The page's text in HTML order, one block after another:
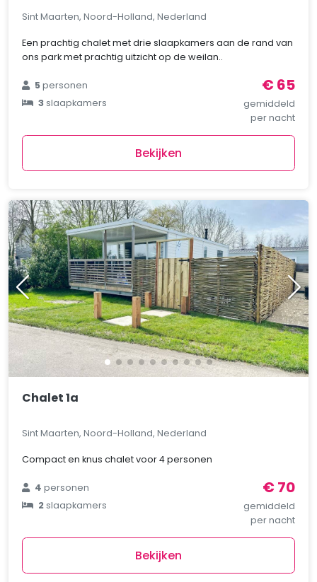
Sint Maarten, Noord-Holland, Nederland
Een prachtig chalet met drie slaapkamers aan de rand van
ons park met prachtig uitzicht op de weilan..
5personen
3slaapkamers
€ 65
gemiddeld
per nacht
Bekijken
Chalet 1a
Sint Maarten, Noord-Holland, Nederland
Compact en knus chalet voor 4 personen
4personen
2slaapkamers
€ 70
gemiddeld
per nacht
Bekijken